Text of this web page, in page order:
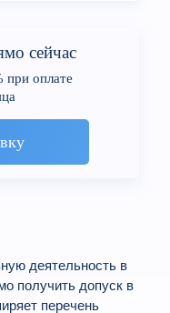
сейчас
при оплате
деятельность в
получить допуск в
перечень